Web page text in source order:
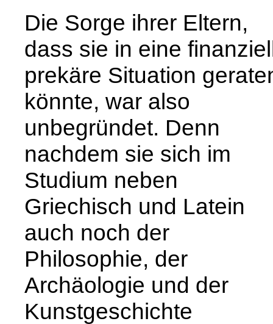
Die Sorge ihrer Eltern,
dass sie in eine
prekäre Situation
könnte, war also
unbegründet. Denn
nachdem sie sich im
Studium neben
Griechisch und Latein
auch noch der
Philosophie, der
Archäologie und der
Kunstgeschichte